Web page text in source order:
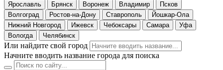
Ярославль
Брянск Воронеж Владимир
Псков
Волгоград
Ростов-на-Дону Ставрополь
Йошкар-Ола
Нижний Новгород
Ижевск Чебоксары Самара
Уфа
Вологда
Челябинск
Или найдите свой город
Начните вводить название города для поиска